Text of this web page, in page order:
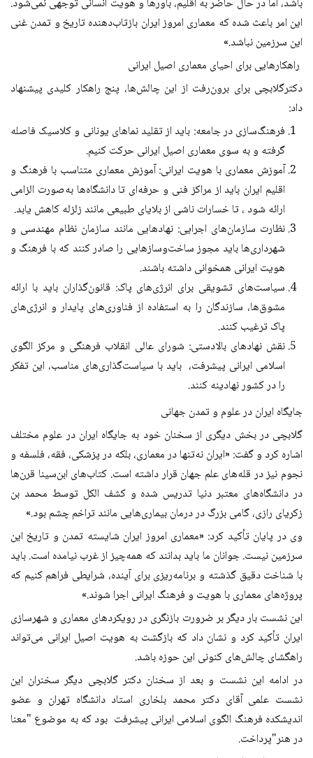
این امر باعث شده که معماری امروز ایران بازتاب‌دهنده تاریخ و تمدن غنی
این سرزمین نباشد.»
راهکارهایی برای احیای معماری اصیل ایرانی
دکترگلابچی برای برون‌رفت از این چالش‌ها، پنج راهکار کلیدی پیشنهاد
داد:
فرهنگ‌سازی در جامعه: باید از تقلید نماهای یونانی و کلاسیک فاصله
گرفته و به سوی معماری اصیل ایرانی حرکت کنیم.
آموزش معماری با هویت ایرانی: آموزش معماری متناسب با فرهنگ و
اقلیم ایران باید از مراکز فنی و حرفه‌ای تا دانشگاه‌ها به‌صورت الزامی
ارائه شود ، تا خسارات ناشی از بلایای طبیعی مانند زلزله کاهش یابد.
نظارت سازمان‌های اجرایی: نهادهایی مانند سازمان نظام مهندسی و
شهرداری‌ها باید مجوز ساخت‌وسازهایی را صادر کنند که با فرهنگ و
هویت ایرانی همخوانی داشته باشند.
سیاست‌های تشویقی برای انرژی‌های پاک: قانون‌گذاران باید با ارائه
مشوق‌ها، سازندگان را به استفاده از فناوری‌های پایدار و انرژی‌های
پاک ترغیب کنند.
نقش نهادهای بالادستی: شورای عالی انقلاب فرهنگی و مرکز الگوی
اسلامی ایرانی پیشرفت، باید با سیاست‌گذاری‌های مناسب، این تفکر
را در کشور نهادینه کنند.
جایگاه ایران در علوم و تمدن جهانی
گلابچی در بخش دیگری از سخنان خود به جایگاه ایران در علوم مختلف
اشاره کرد و گفت: «ایران نه‌تنها در معماری، بلکه در پزشکی، فقه، فلسفه و
نجوم نیز در قله‌های علم جهان قرار داشته است. کتاب‌های ابن‌سینا قرن‌ها
در دانشگاه‌های معتبر دنیا تدریس شده و کشف الکل توسط محمد بن
زکریای رازی، گامی بزرگ در درمان بیماری‌هایی مانند تراخم چشم بود.»
وی در پایان تأکید کرد: «معماری امروز ایران شایسته تمدن و تاریخ این
سرزمین نیست. جوانان ما باید بدانند که همه‌چیز از غرب نیامده است. باید
با شناخت دقیق گذشته و برنامه‌ریزی برای آینده، شرایطی فراهم کنیم که
پروژه‌های معماری با هویت و فرهنگ ایرانی اجرا شوند.»
این نشست بار دیگر بر ضرورت بازنگری در رویکردهای معماری و شهرسازی
ایران تأکید کرد و نشان داد که بازگشت به هویت اصیل ایرانی می‌تواند
راهگشای چالش‌های کنونی این حوزه باشد.
در ادامه این نشست و بعد از سخنان دکتر گلابچی دیگر سخنران این
نشست علمی آقای دکتر محمد بلخاری استاد دانشگاه تهران و عضو
اندیشکده فرهنگ الگوی اسلامی ایرانی پیشرفت بود که به موضوع "معنا
در هنر"پرداخت.